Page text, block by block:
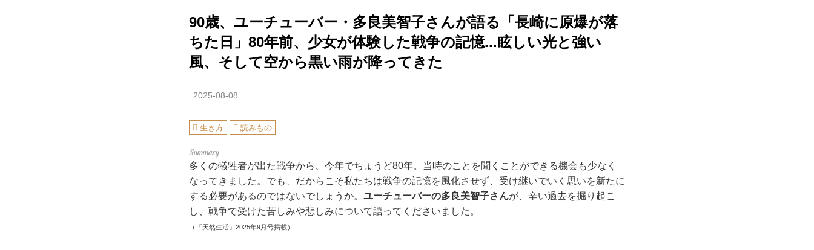
90歳、ユーチューバー・多良美智子さんが語る「長崎に原爆が落
ちた日」80年前、少女が体験した戦争の記憶...眩しい光と強い
風、そして空から黒い雨が降ってきた
2025-08-08
生き方 読みもの
多くの犠牲者が出た戦争から、今年でちょうど80年。当時のことを聞くことができる機会も少なく
なってきました。でも、だからこそ私たちは戦争の記憶を風化させず、受け継いでいく思いを新たに
する必要があるのではないでしょうか。 ユーチューバーの多良美智子さんが、辛い過去を掘り起こ
し、戦争で受けた苦しみや悲しみについて語ってくださいました。
（『天然生活』2025年9月号掲載）